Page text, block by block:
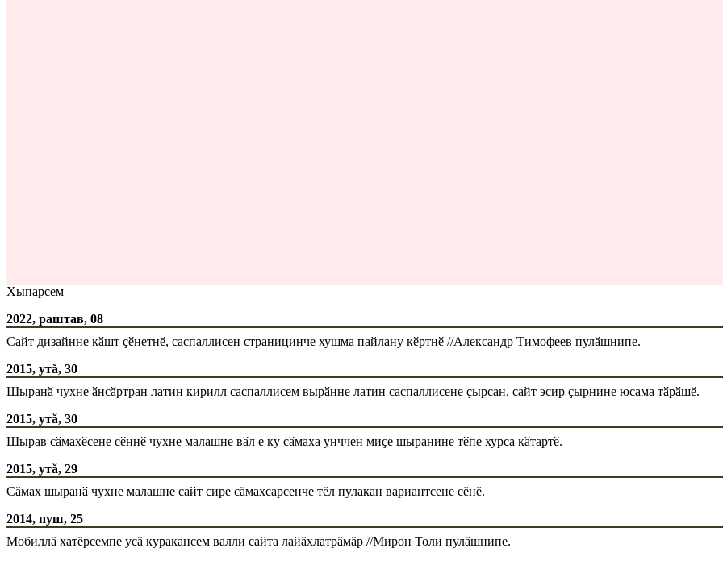
Хыпарсем
2022, раштав, 08
Сайт дизайнне кӑшт ҫӗнетнӗ, саспаллисен страницинче хушма пайлану кӗртнӗ //Александр Тимофеев пулӑшнипе.
2015, утă, 30
Шыранӑ чухне ӑнсӑртран латин кирилл саспаллисем вырӑнне латин саспаллисене ҫырсан, сайт эсир ҫырнине юсама тӑрӑшӗ.
2015, утă, 30
Шырав сӑмахӗсене сӗннӗ чухне малашне вӑл е ку сӑмаха унччен миҫе шыранине тӗпе хурса кӑтартӗ.
2015, утă, 29
Сăмах шыранӑ чухне малашне сайт сире сăмахсарсенче тĕл пулакан вариантсене сĕнĕ.
2014, пуш, 25
Мобиллă хатĕрсемпе усă куракансем валли сайта лайăхлатрăмăр //Мирон Толи пулăшнипе.